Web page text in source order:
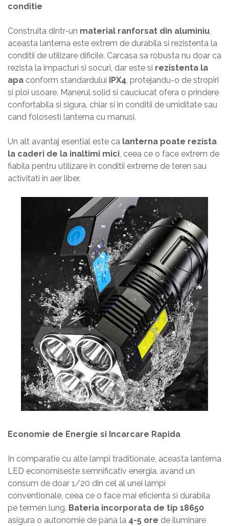
conditie
Construita dintr-un material ranforsat din aluminiu,
aceasta lanterna este extrem de durabila si rezistenta la
conditii de utilizare dificile. Carcasa sa robusta nu doar ca
rezista la impacturi si socuri, dar este si rezistenta la
apa conform standardului IPX4, protejandu-o de stropiri
si ploi usoare. Manerul solid si cauciucat ofera o prindere
confortabila si sigura, chiar si in conditii de umiditate sau
cand folosesti lanterna cu manusi.
Un alt avantaj esential este ca lanterna poate rezista
la caderi de la inaltimi mici, ceea ce o face extrem de
fiabila pentru utilizare in conditii extreme de teren sau
activitati in aer liber.
Economie de Energie si Incarcare Rapida
In comparatie cu alte lampi traditionale, aceasta lanterna
LED economiseste semnificativ energia, avand un
consum de doar 1/20 din cel al unei lampi
conventionale, ceea ce o face mai eficienta si durabila
pe termen lung. Bateria incorporata de tip 18650
asigura o autonomie de pana la 4-5 ore de iluminare